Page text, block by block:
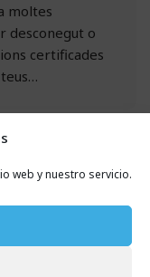
web y nuestro servicio.
moltes
desconegut o
certificades